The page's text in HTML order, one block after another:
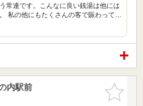
常連です。こんなに良い銭湯は他には
私の他にもたくさんの客で賑わって…
お気に入
りに追加
内駅前